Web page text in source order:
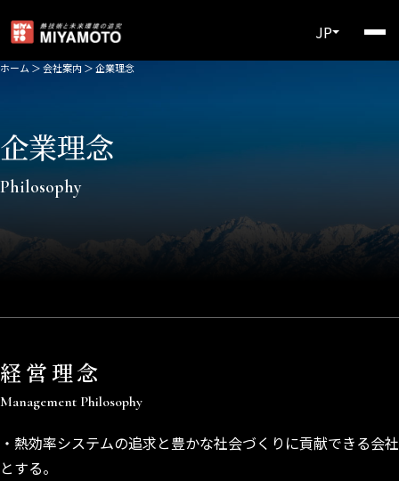
JP
ホーム ＞会社案内 ＞企業理念
企業理念
Philosophy
経営理念
Management Philosophy
熱効率システムの追求と豊かな社会づくりに貢献できる会社
とする。